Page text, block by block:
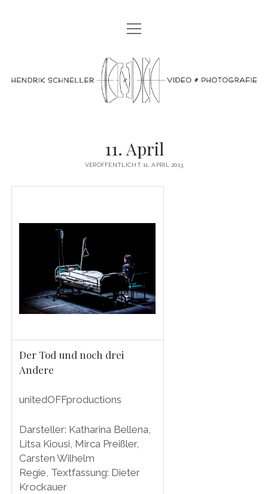
PLITSCH PLATSCH!
OSTSEESEHNSUCHT BINZ
OSTSEESEHNSUCHT BINZ 2023
OSTSEE SEHNSUCHT BINZ 2019
BERLIN BURLESQUE FESTIVAL Menü
BERLIN BURLESQUE FESTIVAL 2020
IMPRINT
DATENSCHUTZERKLÄRUNG
Menü
öffnen
video
11. April
VERÖFFENTLICHT 11. APRIL 2013
Der Tod und noch drei
Andere
unitedOFFproductions
Darsteller: Katharina Bellena,
Litsa Kiousi, Mirca Preißler,
Carsten Wilhelm
Regie, Textfassung: Dieter
Krockauer